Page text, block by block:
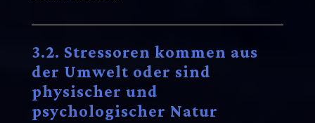
3.2. Stressoren kommen aus
der Umwelt oder sind
physischer und
psychologischer Natur